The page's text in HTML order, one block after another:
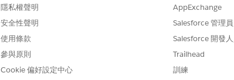
隱私權聲明
安全性聲明
使用條款
參與原則
Cookie 偏好設定中心
AppExchange
Salesforce 管理員
Salesforce 開發
Trailhead
訓練